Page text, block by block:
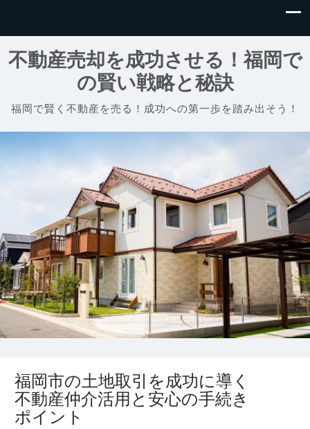
不動産売却を成功させる！福岡で
の賢い戦略と秘訣
福岡で賢く不動産を売る！成功への第一歩を踏み出そう！
福岡市の土地取引を成功に導く
不動産仲介活用と安心の手続き
ポイント